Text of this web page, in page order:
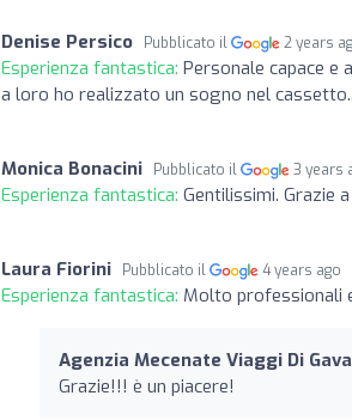
Denise Persico Pubblicato il 2 years
Esperienza fantastica: Personale capace e
a loro ho realizzato un sogno nel
Monica Bonacini Pubblicato il 3 years
Esperienza fantastica: Gentilissimi. Grazie
Laura Fiorini Pubblicato il 4 years ago
Esperienza fantastica: Molto professionali
Agenzia Mecenate Viaggi Di
Grazie!!! è un piacere!